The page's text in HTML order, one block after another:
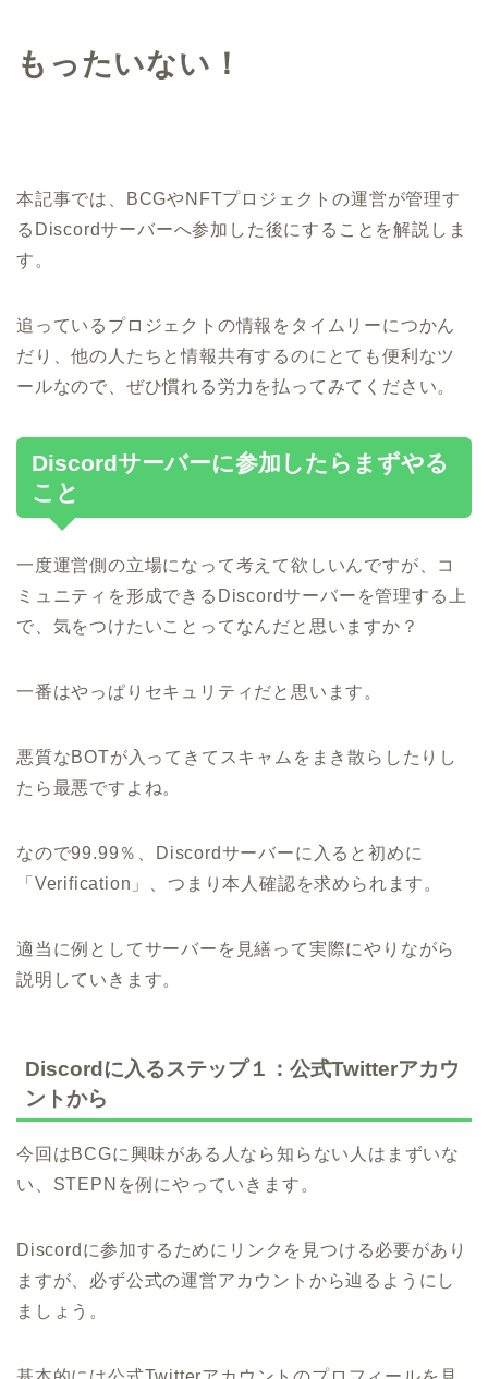
もったいない！
本記事では、BCGやNFTプロジェクトの運営が管理す
るDiscordサーバーへ参加した後にすることを解説しま
す。
追っているプロジェクトの情報をタイムリーにつかん
だり、他の人たちと情報共有するのにとても便利なツ
ールなので、ぜひ慣れる労力を払ってみてください。
Discordサーバーに参加したらまずやる
こと
一度運営側の立場になって考えて欲しいんですが、コ
ミュニティを形成できるDiscordサーバーを管理する上
で、気をつけたいことってなんだと思いますか？
一番はやっぱりセキュリティだと思います。
悪質なBOTが入ってきてスキャムをまき散らしたりし
たら最悪ですよね。
なので99.99％、Discordサーバーに入ると初めに
「Verification」、つまり本人確認を求められます。
適当に例としてサーバーを見繕って実際にやりながら
説明していきます。
Discordに入るステップ１：公式Twitterアカウ
ントから
今回はBCGに興味がある人なら知らない人はまずいな
い、STEPNを例にやっていきます。
Discordに参加するためにリンクを見つける必要があり
ますが、必ず公式の運営アカウントから辿るようにし
ましょう。